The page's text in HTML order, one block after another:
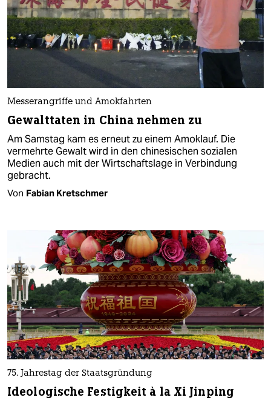
Messerangriffe und Amokfahrten
Gewalttaten in China nehmen zu
Am Samstag kam es erneut zu einem Amoklauf. Die
vermehrte Gewalt wird in den chinesischen sozialen
Medien auch mit der Wirtschaftslage in Verbindung
gebracht.
Von Fabian Kretschmer
75. Jahrestag der Staatsgründung
Ideologische Festigkeit à la Xi Jinping